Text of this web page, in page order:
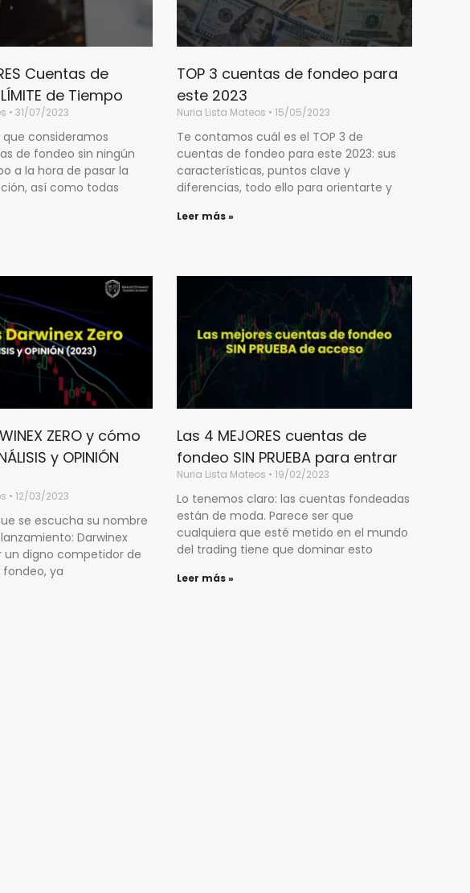
Cuentas de
de Tiempo
31/07/2023
que consideramos
de fondeo sin ningún
a la hora de pasar la
así como todas
TOP 3 cuentas de fondeo para
este 2023
Nuria Lista Mateos 15/05/2023
Te contamos cuál es el TOP 3 de
cuentas de fondeo para este 2023: sus
características, puntos clave y
diferencias, todo ello para orientarte y
Leer más »
ZERO y cómo
y OPINIÓN
12/03/2023
se escucha su nombre
Darwinex
un digno competidor de
ya
Las 4 MEJORES cuentas de
fondeo SIN PRUEBA para entrar
Nuria Lista Mateos 19/02/2023
Lo tenemos claro: las cuentas fondeadas
están de moda. Parece ser que
cualquiera que esté metido en el mundo
del trading tiene que dominar esto
Leer más »